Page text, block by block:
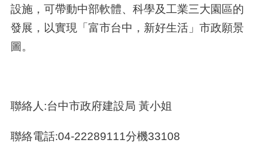
設施，可帶動中部軟體、科學及工業三大園區的
發展，以實現「富市台中，新好生活」市政願景
圖。
聯絡人:台中市政府建設局 黃小姐
聯絡電話:04-22289111分機33108